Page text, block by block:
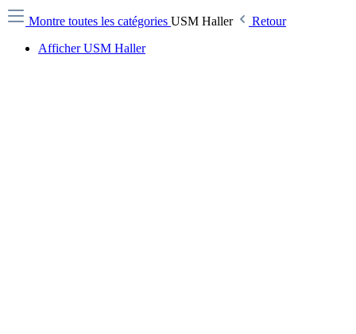
Montre toutes les catégories USM Haller
Retour
Afficher USM Haller